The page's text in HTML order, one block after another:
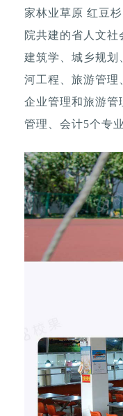
家林业草原 红豆
院共建的省人文
建筑学、城乡规划
河工程、旅游管理
企业管理和旅游管
管理、会计5个专业